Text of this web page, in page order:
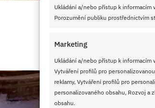
Ukládání a/nebo přístup k informacím
Porozumění publiku prostřednictvím
Marketing
Ukládání a/nebo přístup k informacím
Vytváření profilů pro
reklamy, Vytváření profilů pro
personalizovaného obsahu, Rozvoj a
obsahu.
masem, solí,
Domácí